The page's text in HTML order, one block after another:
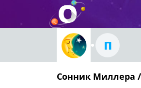
П
Сонник Миллера